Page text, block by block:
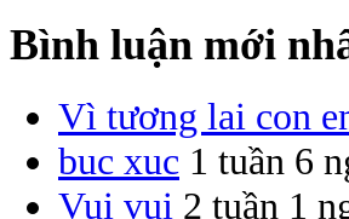
Bình luận mới
Vì tương lai con
buc xuc 1 tuần 6
Vui vui 2 tuần 1